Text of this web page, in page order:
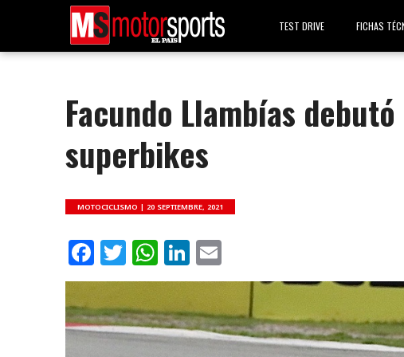
TEST DRIVE FICHAS
Facundo Llambías
superbikes
MOTOCICLISMO |20 SEPTIEMBRE, 2021
Facebook
Twitter
WhatsApp
LinkedIn